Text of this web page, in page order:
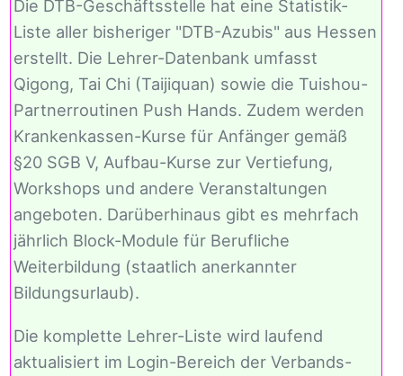
Die DTB-Geschäftsstelle hat eine Statistik-
Liste aller bisheriger "DTB-Azubis" aus Hessen
erstellt. Die Lehrer-Datenbank umfasst
Qigong, Tai Chi (Taijiquan) sowie die Tuishou-
Partnerroutinen Push Hands. Zudem werden
Krankenkassen-Kurse für Anfänger gemäß
§20 SGB V, Aufbau-Kurse zur Vertiefung,
Workshops und andere Veranstaltungen
angeboten. Darüberhinaus gibt es mehrfach
jährlich Block-Module für Berufliche
Weiterbildung (staatlich anerkannter
Bildungsurlaub).
Die komplette Lehrer-Liste wird laufend
aktualisiert im Login-Bereich der Verbands-